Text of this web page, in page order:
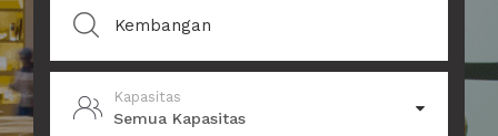
Kapasitas
Semua Kapasitas